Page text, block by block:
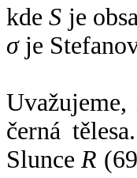
kdeS je
σje
černá
SlunceR